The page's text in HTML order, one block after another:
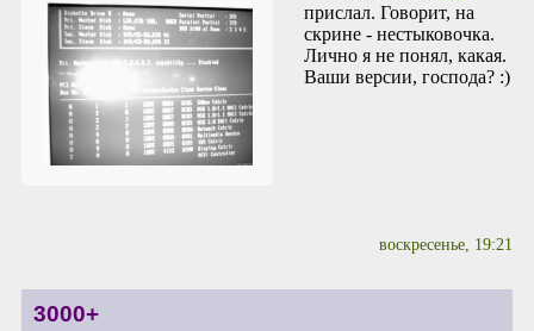
прислал. Говорит, на
скрине - нестыковочка.
Лично я не понял, какая.
Ваши версии, господа? :)
воскресенье, 19:21
3000+